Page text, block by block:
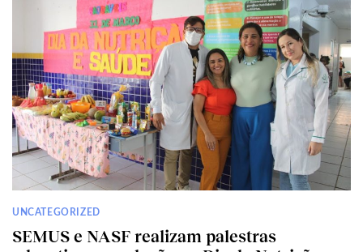
UNCATEGORIZED
SEMUS e NASF realizam palestras